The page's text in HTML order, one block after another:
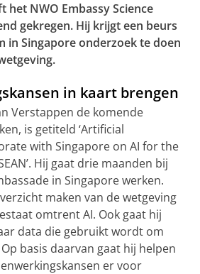
het NWO Embassy Science
gekregen. Hij krijgt een beurs
in Singapore onderzoek te doen
in kaart brengen
Verstappen de komende
is getiteld ‘Artificial
with Singapore on AI for the
Hij gaat drie maanden bij
in Singapore werken.
maken van de wetgeving
omtrent AI. Ook gaat hij
data die gebruikt wordt om
basis daarvan gaat hij helpen
er voor